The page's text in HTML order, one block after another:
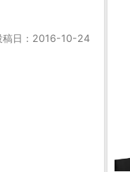
稿日：2016-10-24